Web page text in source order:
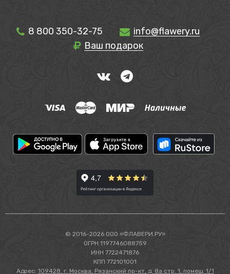
8 800 350-32-75
info@flawery.ru
Ваш подарок
© 2016-2026 ООО «ФЛАВЕРИ.РУ»
ОГРН 1197746088759
ИНН 7722471876
КПП 772101001
Адрес: 109428, г. Москва, Рязанский пр-кт, д. 8а стр. 1, помещ. 1/1